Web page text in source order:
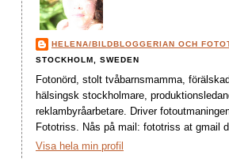
HELENA/BILDBLOGGERIAN OCH
STOCKHOLM, SWEDEN
Fotonörd, stolt tvåbarnsmamma,
hälsingsk stockholmare,
reklambyråarbetare. Driver
Fototriss. Nås på mail: fototriss at gmail
Visa hela min profil